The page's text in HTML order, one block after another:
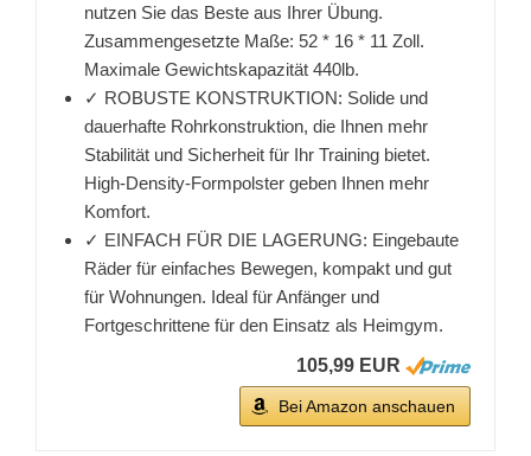
nutzen Sie das Beste aus Ihrer Übung.
Zusammengesetzte Maße: 52 * 16 * 11 Zoll.
Maximale Gewichtskapazität 440lb.
✓ ROBUSTE KONSTRUKTION: Solide und
dauerhafte Rohrkonstruktion, die Ihnen mehr
Stabilität und Sicherheit für Ihr Training bietet.
High-Density-Formpolster geben Ihnen mehr
Komfort.
✓ EINFACH FÜR DIE LAGERUNG: Eingebaute
Räder für einfaches Bewegen, kompakt und gut
für Wohnungen. Ideal für Anfänger und
Fortgeschrittene für den Einsatz als Heimgym.
105,99 EUR
Bei Amazon anschauen